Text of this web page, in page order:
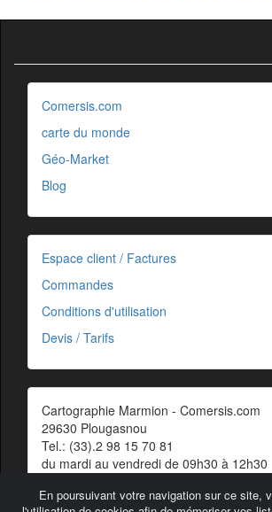
En poursuivant votre navigation sur ce site,
Comersis.com
carte du monde
Géo-Market
Blog
Espace client / Factures
Commandes
Conditions d'utilisation
Devis / Tarifs
Cartographie Marmion - Comersis.com
29630 Plougasnou
Tel.: (33).2 98 15 70 81
du mardi au vendredi de 09h30 à 12h30
Contact